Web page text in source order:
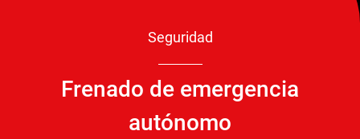
Seguridad
Frenado de emergencia
autónomo